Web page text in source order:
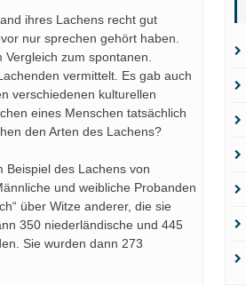
ihres Lachens recht gut
nur sprechen gehört haben.
zum spontanen.
vermittelt. Es gab auch
verschiedenen kulturellen
eines Menschen tatsächlich
den Arten des Lachens?
Beispiel des Lachens von
und weibliche Probanden
über Witze anderer, die sie
350 niederländische und 445
Sie wurden dann 273